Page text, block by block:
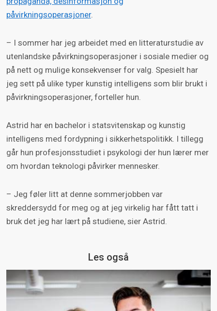
påvirkningsoperasjoner.
– I sommer har jeg arbeidet med en litteraturstudie av
utenlandske påvirkningsoperasjoner i sosiale medier og
på nett og mulige konsekvenser for valg. Spesielt har
jeg sett på ulike typer kunstig intelligens som blir brukt i
påvirkningsoperasjoner, forteller hun.
Astrid har en bachelor i statsvitenskap og kunstig
intelligens med fordypning i sikkerhetspolitikk. I tillegg
går hun profesjonsstudiet i psykologi der hun lærer mer
om hvordan teknologi påvirker mennesker.
– Jeg føler litt at denne sommerjobben var
skreddersydd for meg og at jeg virkelig har fått tatt i
bruk det jeg har lært på studiene, sier Astrid.
Les også